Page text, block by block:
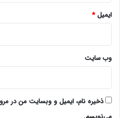
ایمیل*
وب‌ سایت
ذخیره نام، ایمیل و وبسایت من در